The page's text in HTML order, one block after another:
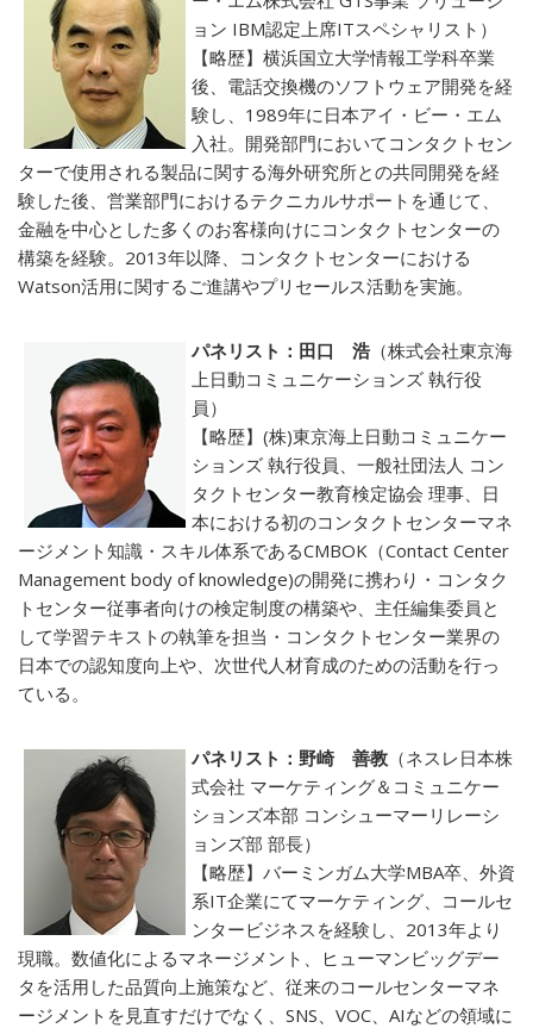
ョン IBM認定上席ITスペシャリスト）
【略歴】横浜国立大学情報工学科卒業
後、電話交換機のソフトウェア開発を経
験し、1989年に日本アイ・ビー・エム
入社。開発部門においてコンタクトセン
ターで使用される製品に関する海外研究所との共同開発を経
験した後、営業部門におけるテクニカルサポートを通じて、
金融を中心とした多くのお客様向けにコンタクトセンターの
構築を経験。2013年以降、コンタクトセンターにおける
Watson活用に関するご進講やプリセールス活動を実施。
パネリスト：田口 浩 （株式会社東京海
上日動コミュニケーションズ 執行役
員）
【略歴】(株)東京海上日動コミュニケー
ションズ 執行役員、一般社団法人 コン
タクトセンター教育検定協会 理事、日
本における初のコンタクトセンターマネ
ージメント知識・スキル体系であるCMBOK（Contact Center
Management body of knowledge)の開発に携わり・コンタク
トセンター従事者向けの検定制度の構築や、主任編集委員と
して学習テキストの執筆を担当・コンタクトセンター業界の
日本での認知度向上や、次世代人材育成のための活動を行っ
ている。
パネリスト：野崎 善教 （ネスレ日本株
式会社 マーケティング＆コミュニケー
ションズ本部 コンシューマーリレーシ
ョンズ部 部長）
【略歴】バーミンガム大学MBA卒、外資
系IT企業にてマーケティング、コールセ
ンタービジネスを経験し、2013年より
現職。数値化によるマネージメント、ヒューマンビッグデー
タを活用した品質向上施策など、従来のコールセンターマネ
ージメントを見直すだけでなく、SNS、VOC、AIなどの領域に